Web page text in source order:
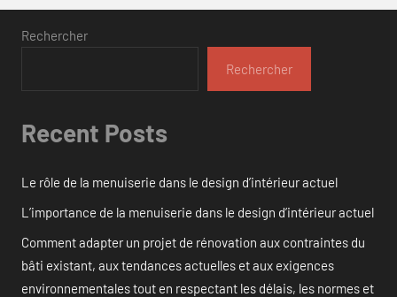
Rechercher
Rechercher
Recent Posts
Le rôle de la menuiserie dans le design d’intérieur actuel
L’importance de la menuiserie dans le design d’intérieur actuel
Comment adapter un projet de rénovation aux contraintes du
bâti existant, aux tendances actuelles et aux exigences
environnementales tout en respectant les délais, les normes et